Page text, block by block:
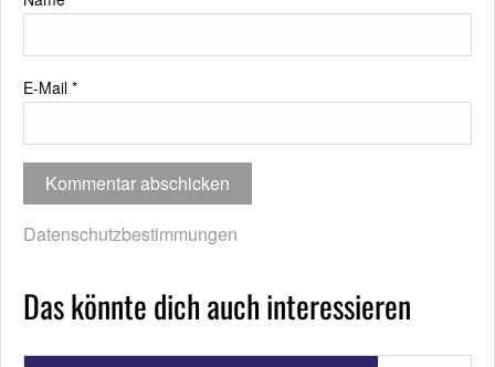
E-Mail *
Datenschutzbestimmungen
Das könnte dich auch interessieren